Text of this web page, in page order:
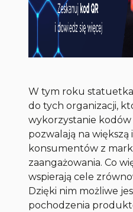
W tym roku
do tych organizacji,
wykorzystanie kodów
pozwalają na większą
konsumentów z
zaangażowania. Co
wspierają cele
Dzięki nim możliwe
pochodzenia